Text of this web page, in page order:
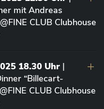
mit Andreas
CLUB Clubhouse
18.30 Uhr |
“Billecart-
CLUB Clubhouse